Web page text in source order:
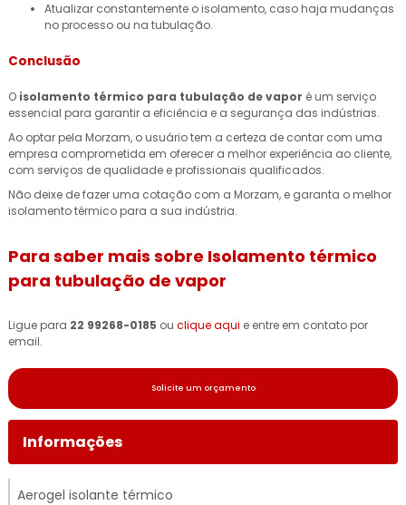
Atualizar constantemente o isolamento, caso haja mudanças
no processo ou na tubulação.
Conclusão
O isolamento térmico para tubulação de vapor é um serviço
essencial para garantir a eficiência e a segurança das indústrias.
Ao optar pela Morzam, o usuário tem a certeza de contar com uma
empresa comprometida em oferecer a melhor experiência ao cliente,
com serviços de qualidade e profissionais qualificados.
Não deixe de fazer uma cotação com a Morzam, e garanta o melhor
isolamento térmico para a sua indústria.
Para saber mais sobre Isolamento térmico
para tubulação de vapor
Ligue para 22 99268-0185 ou clique aqui e entre em contato por
email.
Solicite um orçamento
Informações
Aerogel isolante térmico